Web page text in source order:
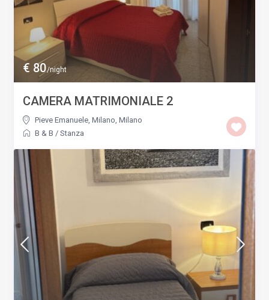
€ 80/night
CAMERA MATRIMONIALE 2
Pieve Emanuele, Milano ,Milano
B & B /Stanza